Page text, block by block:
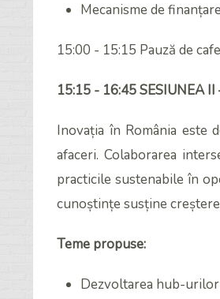
Mecanisme de
15:00 - 15:15 Pauză de
15:15 - 16:45 SESIUNEA
Inovația în România este
afaceri. Colaborarea
practicile sustenabile în
cunoștințe susține
Teme propuse:
Dezvoltarea hub-